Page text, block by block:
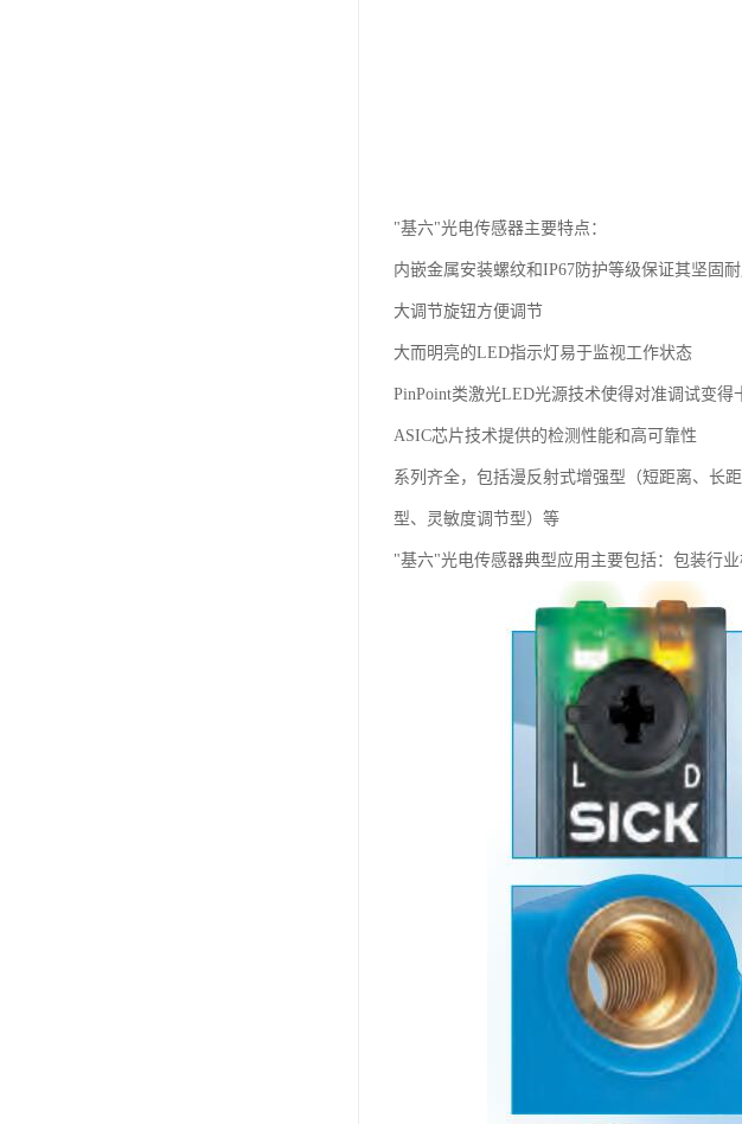
"基六"光电传感器主要特点：
内嵌金属安装螺纹和IP67防护等级保证其坚固耐
大调节旋钮方便调节
大而明亮的LED指示灯易于监视工作状态
PinPoint类激光LED光源技术使得对准调试变得
ASIC芯片技术提供的检测性能和高可靠性
系列齐全，包括漫反射式增强型（短距离、长
型、灵敏度调节型）等
"基六"光电传感器典型应用主要包括：包装行